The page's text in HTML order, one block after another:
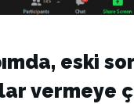
eski
vermeye